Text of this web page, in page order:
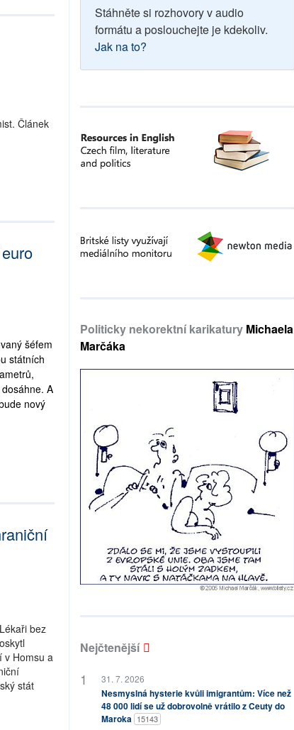
Článek
šéfem
státních
A
nový
bez
v Homsu a
stát
Stáhněte si rozhovory v audio
formátu a poslouchejte je kdekoliv.
Jak na to?
Politicky nekorektní karikatury Michaela
Marčáka
Nejčtenější
31. 7. 2026
Nesmyslná hysterie kvůli imigrantům: Více než
48 000 lidí se už dobrovolně vrátilo z Ceuty do
Maroka 15143